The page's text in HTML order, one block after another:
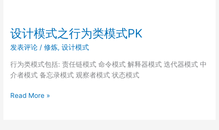
雇
工
模
式
设计模式之行为类模式PK
发表评论 /修炼,设计模式
行为类模式包括: 责任链模式 命令模式 解释器模式 迭代器模式 中
介者模式 备忘录模式 观察者模式 状态模式
设
Read More »